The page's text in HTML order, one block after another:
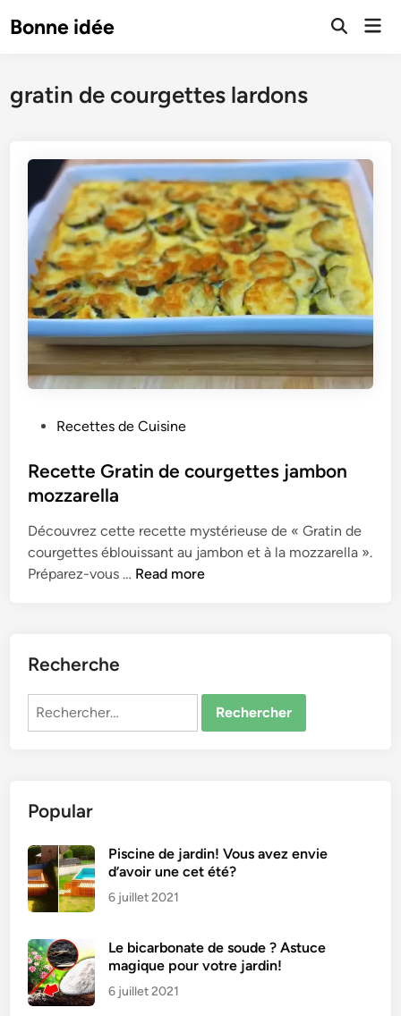
toBonne idée
Open
gratin de courgettes lardons
s
t
d
i
n
Recettes de Cuisine
Recette Gratin de courgettes jambon
mozzarella
Découvrez cette recette mystérieuse de « Gratin de
courgettes éblouissant au jambon et à la mozzarella ».
Préparez-vous … R
d
e
c
u
r
Read more
Recherche
Rechercher :
Popular
Piscine de jardin! Vous avez envie
d’avoir une cet été?
6 juillet 2021
Le bicarbonate de soude ? Astuce
magique pour votre jardin!
6 juillet 2021